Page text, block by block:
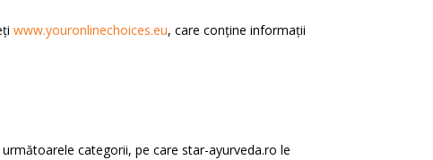
www.youronlinechoices.eu, care conține informații
categorii, pe care star-ayurveda.ro le